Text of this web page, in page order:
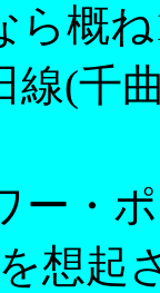
ら概
線(千
ー・
想起